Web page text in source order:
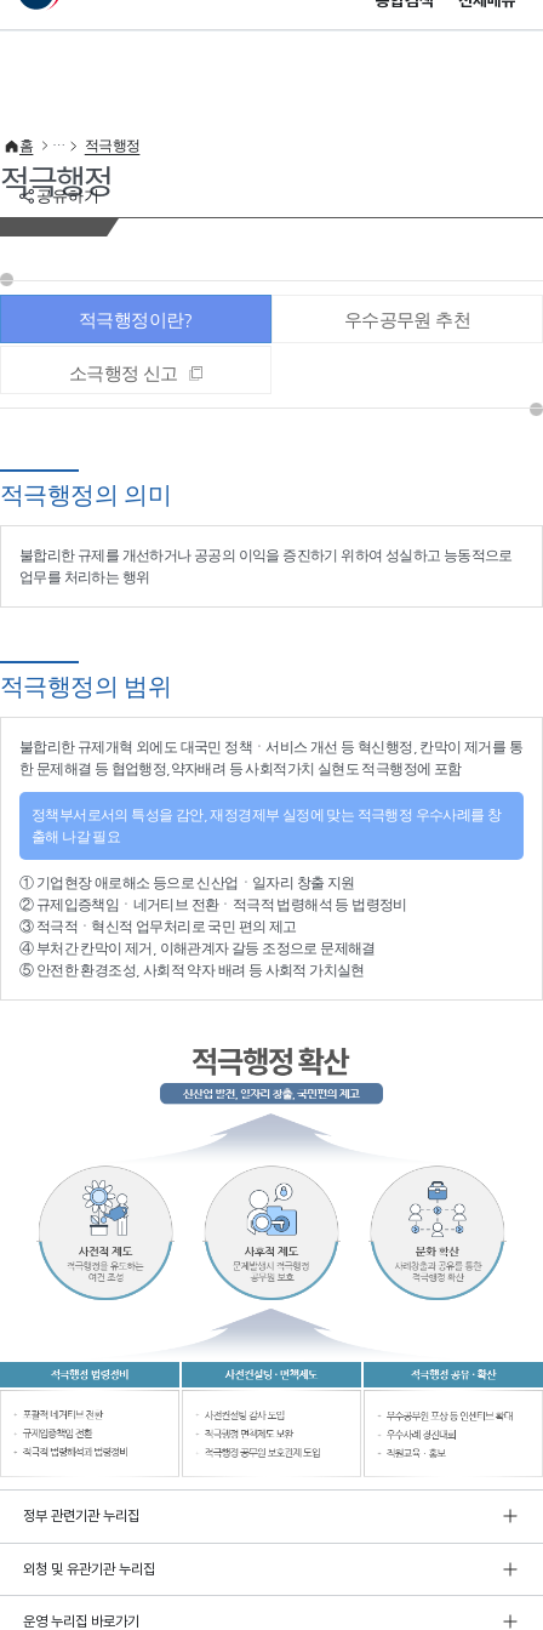
이 누리집은 대한민국 공식 전자정부 누리집입니다.
공유하기
홈 적극행정
적극행정
적극행정이란? 우수공무원 추천
소극행정 신고
적극행정의 의미
불합리한 규제를 개선하거나 공공의 이익을 증진하기 위하여 성실하고 능동적으로
업무를 처리하는 행위
적극행정의 범위
불합리한 규제개혁 외에도 대국민 정책ㆍ서비스 개선 등 혁신행정 , 칸막이 제거를 통
한 문제해결 등 협업행정 ,약자배려 등사회적가치 실현 도 적극행정에 포함
정책부서로서의 특성을 감안, 재정경제부 실정에 맞는 적극행정 우수사례를 창
출해 나갈 필요
① 기업현장 애로해소 등으로 신산업 ㆍ 일자리 창출 지원
② 규제입증책임 ㆍ 네거티브 전환ㆍ적극적 법령해석 등 법령정비
③ 적극적 ㆍ 혁신적 업무처리 로 국민 편의 제고
④ 부처간 칸막이 제거, 이해관계자 갈등 조정으로 문제해결
⑤ 안전한 환경조성, 사회적 약자 배려 등 사회적 가치실현
정부 관련기관 누리집
외청 및 유관기관 누리집
운영 누리집 바로가기